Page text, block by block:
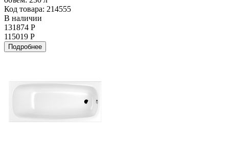
Код товара: 214555
В наличии
131874 Р
115019 Р
Подробнее